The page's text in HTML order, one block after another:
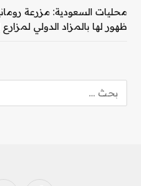
ظهور لها بالمزاد الدولي